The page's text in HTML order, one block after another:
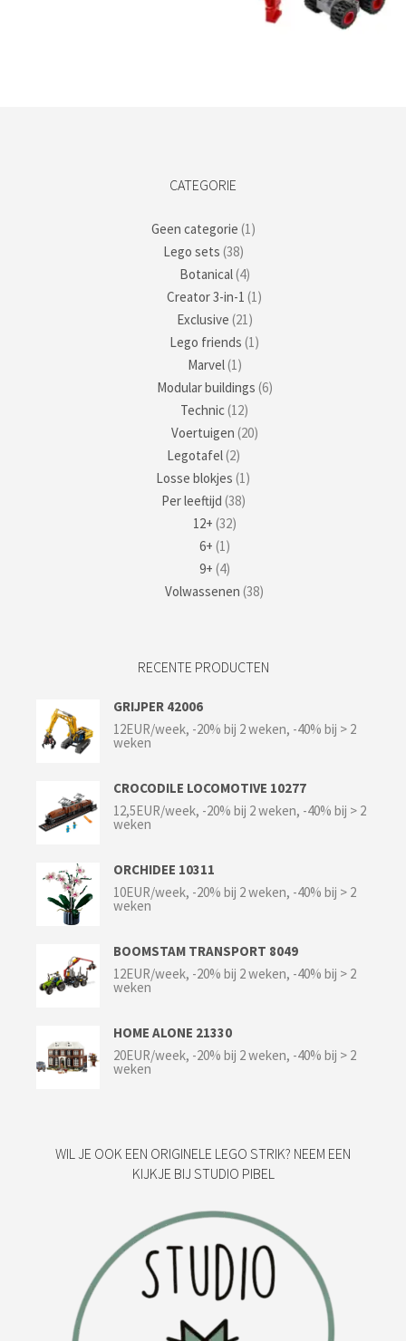
CATEGORIE
Geen categorie (1)
Lego sets (38)
Botanical(4)
Creator 3-in-1 (1)
Exclusive (21)
Lego friends (1)
Marvel(1)
Modular buildings (6)
Technic(12)
Voertuigen (20)
Legotafel(2)
Losse blokjes (1)
Per leeftijd (38)
12+ (32)
6+ (1)
9+ (4)
Volwassenen (38)
RECENTE PRODUCTEN
GRIJPER 42006
12EUR/week, -20% bij 2 weken, -40% bij > 2
weken
CROCODILE LOCOMOTIVE 10277
12,5EUR/week, -20% bij 2 weken, -40% bij > 2
weken
ORCHIDEE 10311
10EUR/week, -20% bij 2 weken, -40% bij > 2
weken
BOOMSTAM TRANSPORT 8049
12EUR/week, -20% bij 2 weken, -40% bij > 2
weken
HOME ALONE 21330
20EUR/week, -20% bij 2 weken, -40% bij > 2
weken
WIL JE OOK EEN ORIGINELE LEGO STRIK? NEEM EEN
KIJKJE BIJ STUDIO PIBEL